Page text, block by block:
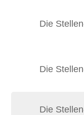
Die
Die
Die